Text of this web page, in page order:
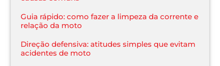
Guia rápido: como fazer a limpeza da corrente e
relação da moto
Direção defensiva: atitudes simples que evitam
acidentes de moto